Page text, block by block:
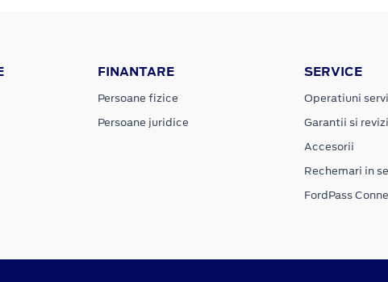
FINANTARE
Persoane fizice
Persoane juridice
SERVICE
Operatiuni
Garantii si
Accesorii
Rechemari in
FordPass